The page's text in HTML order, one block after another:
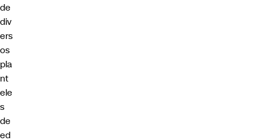
de
div
ers
os
pla
nt
ele
s
de
ed